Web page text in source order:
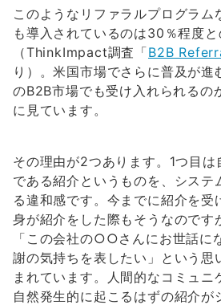
このようなリファラルプログラム
も導入されているのは30％程度と
（ThinkImpact調査「B2B
り）。米国市場でさらに普及が進
のB2B市場でも受け入れられるの
に見ています。
その理由が2つあります。1つ目は
である紹介というものを、システ
る違和感です。今までに紹介を受
身が紹介をした際もそうなのです
「この会社の○○さんにお世話に
謝の気持ちを表したい」という思
まれています。人間的なコミュニ
自然発生的に起こるはずの紹介が